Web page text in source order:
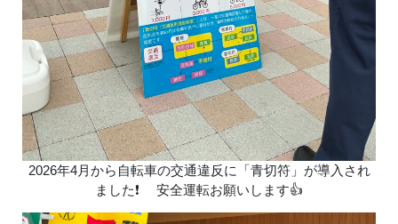
2026年4月から自転車の交通違反に「青切符」が導入され
ました❗ 安全運転お願いします👍